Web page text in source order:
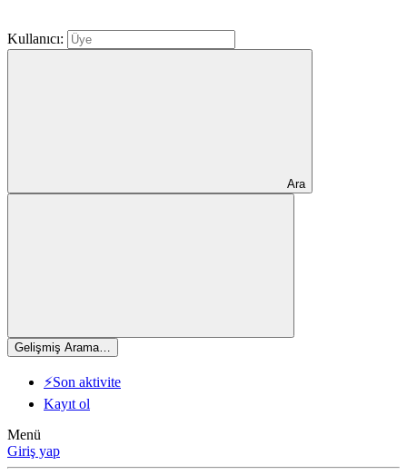
Kullanıcı:
Ara
Gelişmiş Arama…
⚡Son aktivite
Kayıt ol
Menü
Giriş yap